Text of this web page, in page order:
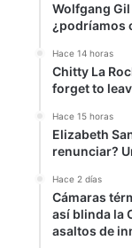
Wolfgang
¿podríamos
Hace 14 horas
Chitty La
forget to
Hace 15 horas
Elizabeth
renunciar?
Hace 2 días
Cámaras
así blinda la
asaltos de